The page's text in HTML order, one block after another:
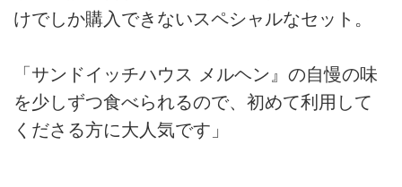
けでしか購入できないスペシャルなセット。
「サンドイッチハウス メルヘン』の自慢の味
を少しずつ食べられるので、初めて利用して
くださる方に大人気です」